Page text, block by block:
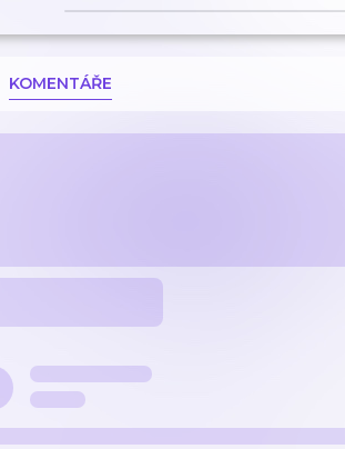
KOMENTÁŘE